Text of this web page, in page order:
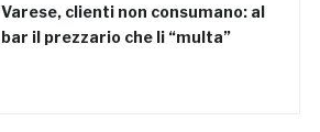
Varese, clienti non consumano: al
bar il prezzario che li “multa”